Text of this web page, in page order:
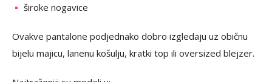
široke nogavice
Ovakve pantalone podjednako dobro izgledaju uz običnu
bijelu majicu, lanenu košulju, kratki top ili oversized blejzer.